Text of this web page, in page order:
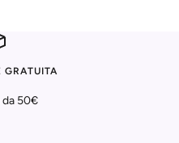
GRATUITA
da 50€